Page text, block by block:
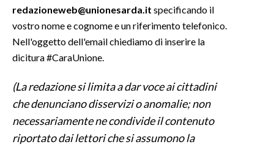
redazioneweb@unionesarda.it specificando il
vostro nome e cognome e un riferimento telefonico.
Nell'oggetto dell'email chiediamo di inserire la
dicitura #CaraUnione.
(La redazione si limita a dar voce ai cittadini
che denunciano disservizi o anomalie; non
necessariamente ne condivide il contenuto
riportato dai lettori che si assumono la